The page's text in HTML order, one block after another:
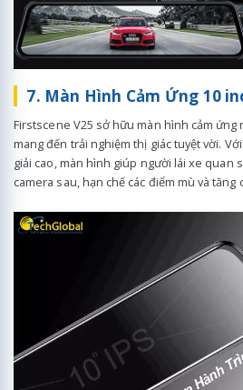
7. Màn Hình Cảm Ứng 10
Firstscene V25 sở hữu màn hình cảm ứng
mang đến trải nghiệm thị giác tuyệt vời.
giải cao, màn hình giúp người lái xe quan
camera sau, hạn chế các điểm mù và